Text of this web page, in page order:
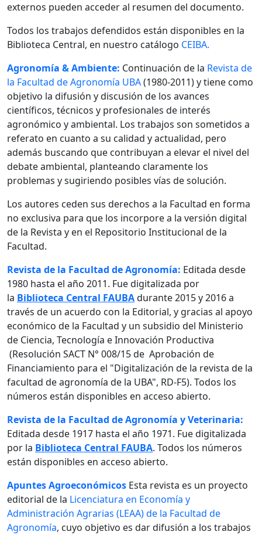
externos pueden acceder al resumen del documento.
Todos los trabajos defendidos están disponibles en la
Biblioteca Central, en nuestro catálogo CEIBA.
Agronomía & Ambiente: Continuación de la Revista de
la Facultad de Agronomía UBA(1980-2011) y tiene como
objetivo la difusión y discusión de los avances
científicos, técnicos y profesionales de interés
agronómico y ambiental. Los trabajos son sometidos a
referato en cuanto a su calidad y actualidad, pero
además buscando que contribuyan a elevar el nivel del
debate ambiental, planteando claramente los
problemas y sugiriendo posibles vías de solución.
Los autores ceden sus derechos a la Facultad en forma
no exclusiva para que los incorpore a la versión digital
de la Revista y en el Repositorio Institucional de la
Facultad.
Revista de la Facultad de Agronomía: Editada desde
1980 hasta el año 2011. Fue digitalizada por
la Biblioteca Central FAUBAdurante 2015 y 2016 a
través de un acuerdo con la Editorial, y gracias al apoyo
económico de la Facultad y un subsidio del Ministerio
de Ciencia, Tecnología e Innovación Productiva
(Resolución SACT N° 008/15 de Aprobación de
Financiamiento para el "Digitalización de la revista de la
facultad de agronomía de la UBA", RD-F5). Todos los
números están disponibles en acceso abierto.
Revista de la Facultad de Agronomía y Veterinaria:
Editada desde 1917 hasta el año 1971. Fue digitalizada
por la Biblioteca Central FAUBA. Todos los números
están disponibles en acceso abierto.
Apuntes Agroeconómicos Esta revista es un proyecto
editorial de la Licenciatura en Economía y
Administración Agrarias (LEAA) de la Facultad de
Agronomía, cuyo objetivo es dar difusión a los trabajos